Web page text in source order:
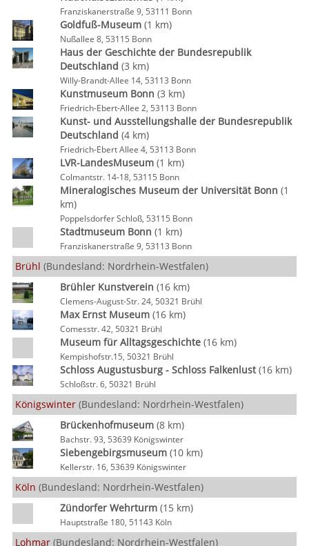
Franziskanerstraße 9, 53111 Bonn
Goldfuß-Museum(1 km)
Nußallee 8, 53115 Bonn
Haus der Geschichte der Bundesrepublik
Deutschland (3 km)
Willy-Brandt-Allee 14, 53113 Bonn
Kunstmuseum Bonn (3 km)
Friedrich-Ebert-Allee 2, 53113 Bonn
Kunst- und Ausstellungshalle der Bundesrepublik
Deutschland (4 km)
Friedrich-Ebert Allee 4, 53113 Bonn
LVR-LandesMuseum(1 km)
Colmantstr. 14-18, 53115 Bonn
Mineralogisches Museum der Universität Bonn (1
km)
Poppelsdorfer Schloß, 53115 Bonn
Stadtmuseum Bonn (1 km)
Franziskanerstraße 9, 53113 Bonn
Brühl (Bundesland: Nordrhein-Westfalen)
Brühler Kunstverein (16 km)
Clemens-August-Str. 24, 50321 Brühl
Max Ernst Museum(16 km)
Comesstr. 42, 50321 Brühl
Museum für Alltagsgeschichte(16 km)
Kempishofstr.15, 50321 Brühl
Schloss Augustusburg - Schloss Falkenlust(16 km)
Schloßstr. 6, 50321 Brühl
Königswinter (Bundesland: Nordrhein-Westfalen)
Brückenhofmuseum(8 km)
Bachstr. 93, 53639 Königswinter
Siebengebirgsmuseum(10 km)
Kellerstr. 16, 53639 Königswinter
Köln (Bundesland: Nordrhein-Westfalen)
Zündorfer Wehrturm(15 km)
Hauptstraße 180, 51143 Köln
Lohmar (Bundesland: Nordrhein-Westfalen)